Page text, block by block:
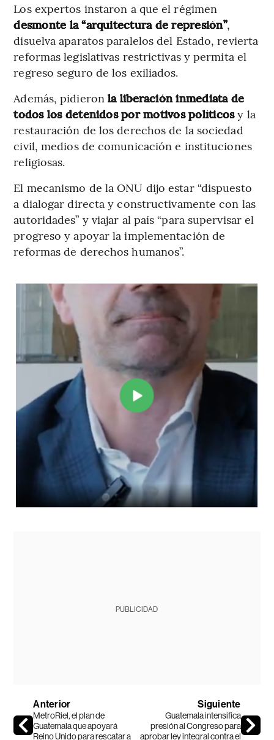
Los expertos instaron a que el régimen
desmonte la “arquitectura de represión”,
disuelva aparatos paralelos del Estado, revierta
reformas legislativas restrictivas y permita el
regreso seguro de los exiliados.
Además, pidieronla liberación inmediata de
todos los detenidos por motivos políticosy la
restauración de los derechos de la sociedad
civil, medios de comunicación e instituciones
religiosas.
El mecanismo de la ONU dijo estar “dispuesto
a dialogar directa y constructivamente con las
autoridades” y viajar al país “para supervisar el
progreso y apoyar la implementación de
reformas de derechos humanos”.
PUBLICIDAD
Anterior
MetroRiel, el plan de
Guatemala que apoyará
Reino Unido para rescatar a
Siguiente
Guatemala intensifica
presión al Congreso para
aprobar ley integral contra el